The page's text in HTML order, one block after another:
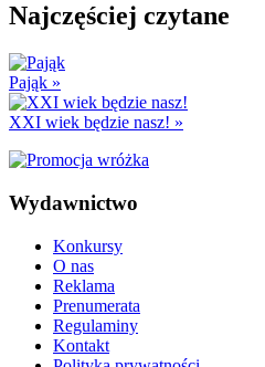
Najczęściej czytane
Pająk »
XXI wiek będzie nasz! »
Wydawnictwo
Konkursy
O nas
Reklama
Prenumerata
Regulaminy
Kontakt